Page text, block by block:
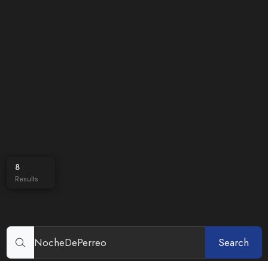
8
Results
Search